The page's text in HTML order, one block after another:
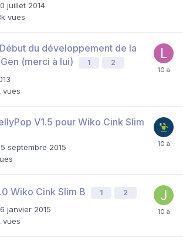
juillet 2014
vues
du développement de la
(merci à lui)
1 2
vues
V1.5 pour Wiko Cink Slim
septembre 2015
Wiko Cink Slim B 1 2
janvier 2015
vues